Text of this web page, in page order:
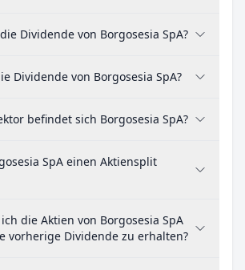
Dividende von Borgosesia SpA?
Dividende von Borgosesia SpA?
befindet sich Borgosesia SpA?
SpA einen Aktiensplit
die Aktien von Borgosesia SpA
vorherige Dividende zu erhalten?